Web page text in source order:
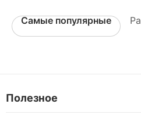
Самые популярные
Полезное